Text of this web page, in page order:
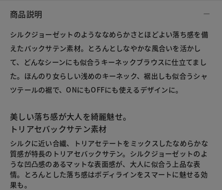
商品説明
シルクジョーゼットのようななめらかさとほどよい落ち感を備
えたバックサテン素材。とろんとしなやかな風合いを活かし
て、どんなシーンにも似合うキーネックブラウスに仕立てまし
た。ほんのり女らしい浅めのキーネック、裾出しも似合うシャ
ツテールの裾で、ONにもOFFにも使えるデザインに。
美しい落ち感が大人を綺麗魅せ。
トリアセバックサテン素材
シルクに近い合繊、トリアセテートをミックスしたなめらかな
質感が特長のトリアセバックサテン。シルクジョーゼットのよ
うな凹凸感のあるマットな表面感が、大人に似合う上品な表
情。とろんとした落ち感はボディラインをスマートに魅せる効
果も。